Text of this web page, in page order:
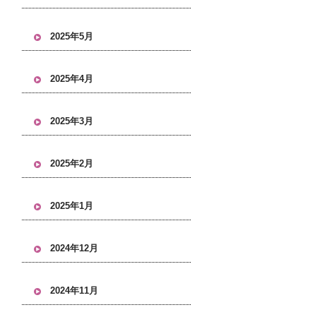
2025年5月
2025年4月
2025年3月
2025年2月
2025年1月
2024年12月
2024年11月